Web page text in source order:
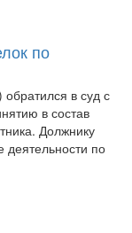
в суд с
в состав
Должнику
по
убытки